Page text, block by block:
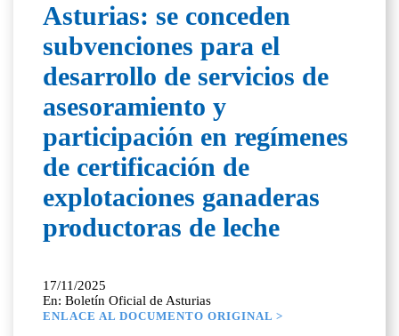
Asturias: se conceden
subvenciones para el
desarrollo de servicios de
asesoramiento y
participación en regímenes
de certificación de
explotaciones ganaderas
productoras de leche
17/11/2025
En: Boletín Oficial de Asturias
ENLACE AL DOCUMENTO ORIGINAL >